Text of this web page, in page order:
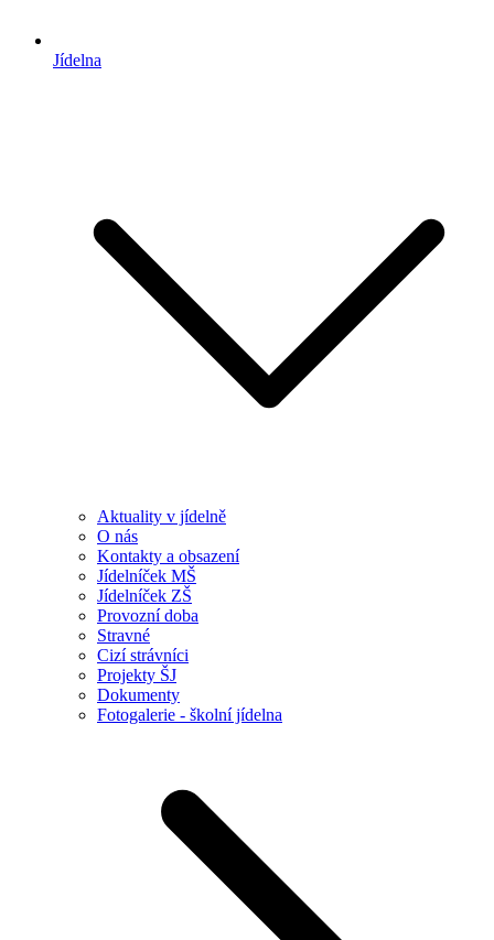
Jídelna
Aktuality v jídelně
O nás
Kontakty a obsazení
Jídelníček MŠ
Jídelníček ZŠ
Provozní doba
Stravné
Cizí strávníci
Projekty ŠJ
Dokumenty
Fotogalerie - školní jídelna